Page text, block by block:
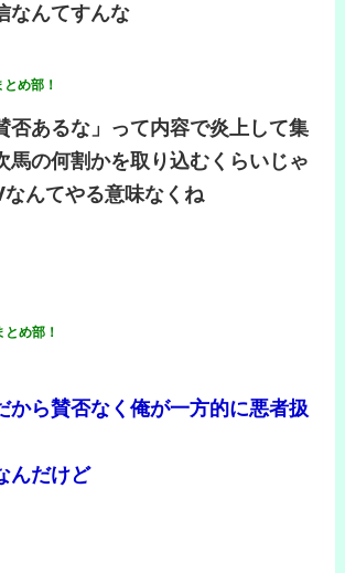
なんてすんな
め部！
否あるな」って内容で炎上して集
馬の何割かを取り込むくらいじゃ
んてやる意味なくね
め部！
から賛否なく俺が一方的に悪者扱
んだけど